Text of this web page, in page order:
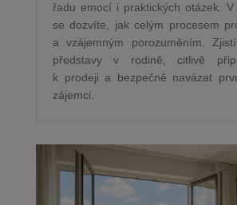
řadu emocí i praktických otázek. V
se dozvíte, jak celým procesem
a vzájemným porozuměním.
představy v rodině, citlivě
k prodeji a bezpečně navázat
zájemci.